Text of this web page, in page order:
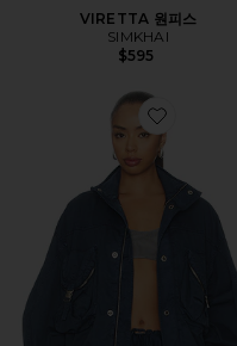
VIRETTA 원피스
SIMKHAI
$595
Favorite 자켓